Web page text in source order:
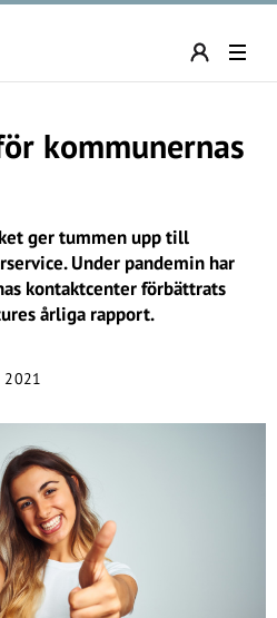
kommunernas
ger tummen upp till
Under pandemin har
kontaktcenter förbättrats
årliga rapport.